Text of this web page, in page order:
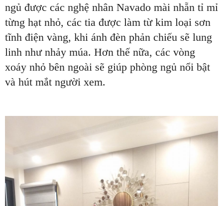
ngủ được các nghệ nhân Navado mài nhẵn tỉ mỉ
từng hạt nhỏ, các tia được làm từ kim loại sơn
tĩnh điện vàng, khi ánh đèn phản chiếu sẽ lung
linh như nhảy múa. Hơn thế nữa, các vòng
xoáy nhỏ bên ngoài sẽ giúp phòng ngủ nổi bật
và hút mắt người xem.